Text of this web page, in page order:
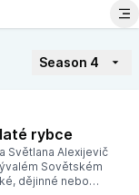
Season 4
rybce
Světlana Alexijevič
Sovětském
dějinné nebo